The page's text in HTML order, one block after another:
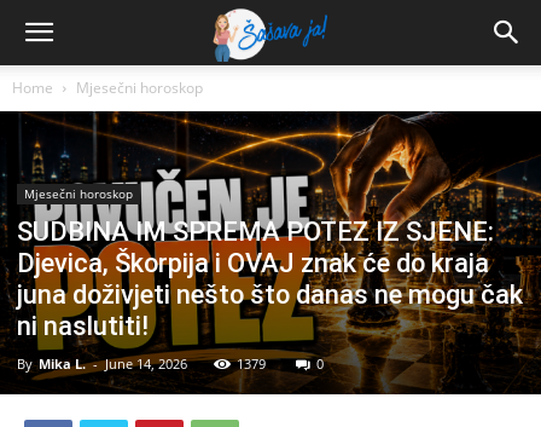
Home Mjesečni horoskop
Mjesečni horoskop
SUDBINA IM SPREMA POTEZ IZ SJENE:
Djevica, Škorpija i OVAJ znak će do kraja
juna doživjeti nešto što danas ne mogu čak
ni naslutiti!
By Mika L. - June 14, 2026 1379 0